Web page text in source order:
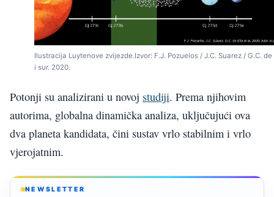
Ilustracija Luytenove zvijezde.Izvor: F.J. Pozuelos / J.C. Suarez / G.C. de
i sur. 2020.
Potonji su analizirani u novoj studiji. Prema njihovim
autorima, globalna dinamička analiza, uključujući ova
dva planeta kandidata, čini sustav vrlo stabilnim i vrlo
vjerojatnim.
NEWSLETTER